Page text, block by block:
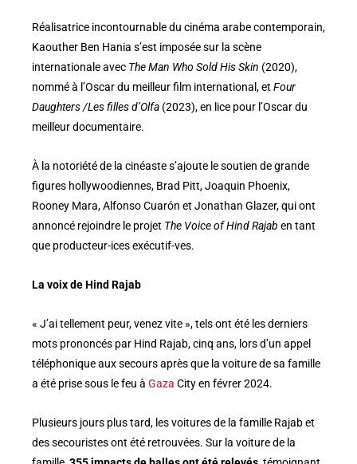
Réalisatrice incontournable du cinéma arabe contemporain,
Kaouther Ben Hania s’est imposée sur la scène
internationale avec The Man Who Sold His Skin (2020),
nommé à l’Oscar du meilleur film international, et Four
Daughters /Les filles d’Olfa (2023), en lice pour l’Oscar du
meilleur documentaire.
À la notoriété de la cinéaste s’ajoute le soutien de grande
figures hollywoodiennes, Brad Pitt, Joaquin Phoenix,
Rooney Mara, Alfonso Cuarón et Jonathan Glazer, qui ont
annoncé rejoindre le projet The Voice of Hind Rajab en tant
que producteur-ices exécutif-ves.
La voix de Hind Rajab
« J’ai tellement peur, venez vite », tels ont été les derniers
mots prononcés par Hind Rajab, cinq ans, lors d’un appel
téléphonique aux secours après que la voiture de sa famille
a été prise sous le feu à Gaza City en févrer 2024.
Plusieurs jours plus tard, les voitures de la famille Rajab et
des secouristes ont été retrouvées. Sur la voiture de la